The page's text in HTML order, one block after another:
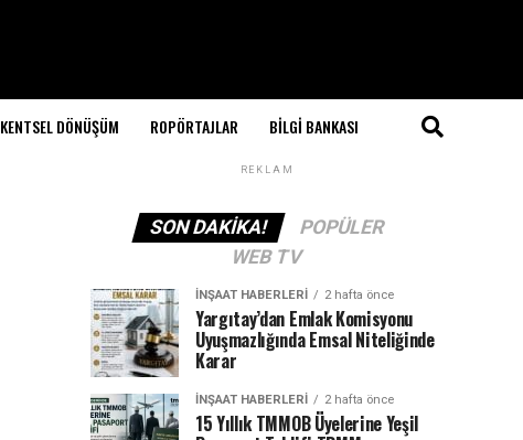
KENTSEL DÖNÜŞÜM ROPÖRTAJLAR BILGI BANKASI
REKLAM
SON DAKIKA!
POPÜLER
WEB TV
İNŞAAT HABERLERI 2 hafta önce
Yargıtay’dan Emlak Komisyonu
Uyuşmazlığında Emsal Niteliğinde
Karar
İNŞAAT HABERLERI 2 hafta önce
15 Yıllık TMMOB Üyelerine Yeşil